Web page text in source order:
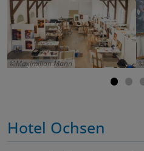
Maximilian Mann
Hotel Ochsen